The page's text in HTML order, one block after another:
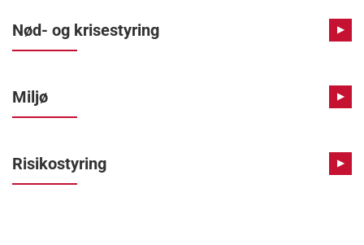
Nød- og krisestyring ▶
Miljø ▶
Risikostyring ▶